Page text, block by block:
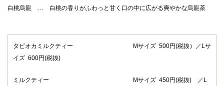
白桃烏龍 … 白桃の香りがふわっと甘く口の中に広がる爽やかな烏龍茶
タピオカミルクティー Mサイズ 500円(税抜）／Lサ
イズ 600円(税抜)
ミルクティー Mサイズ 450円(税抜) ／L